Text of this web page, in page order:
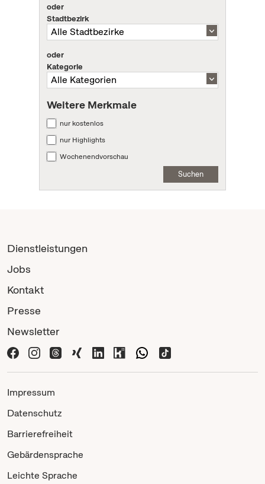
oder
Stadtbezirk
oder
Kategorie
Weitere Merkmale
nur kostenlos
nur Highlights
Wochenendvorschau
Suchen
Dienstleistungen
Jobs
Kontakt
Presse
Newsletter
Impressum
Datenschutz
Barrierefreiheit
Gebärdensprache
Leichte Sprache